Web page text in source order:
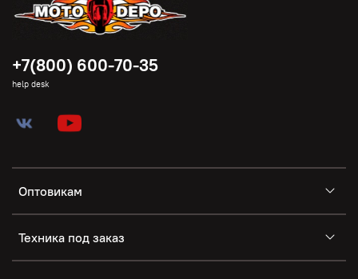
Оптовикам
Техника под заказ
+7(800) 600-70-35
help desk